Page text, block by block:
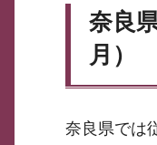
奈良
月）
奈良県では